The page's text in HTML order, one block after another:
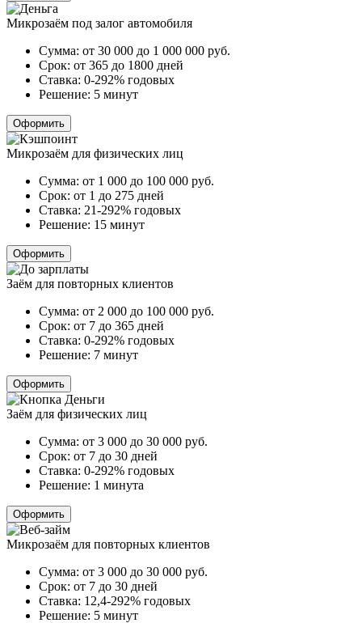
Микрозаём под залог автомобиля
Сумма: от 30 000 до 1 000 000 руб.
Срок: от 365 до 1800 дней
Ставка: 0-292% годовых
Решение: 5 минут
Оформить
Микрозаём для физических лиц
Сумма: от 1 000 до 100 000 руб.
Срок: от 1 до 275 дней
Ставка: 21-292% годовых
Решение: 15 минут
Оформить
Заём для повторных клиентов
Сумма: от 2 000 до 100 000 руб.
Срок: от 7 до 365 дней
Ставка: 0-292% годовых
Решение: 7 минут
Оформить
Заём для физических лиц
Сумма: от 3 000 до 30 000 руб.
Срок: от 7 до 30 дней
Ставка: 0-292% годовых
Решение: 1 минута
Оформить
Микрозаём для повторных клиентов
Сумма: от 3 000 до 30 000 руб.
Срок: от 7 до 30 дней
Ставка: 12,4-292% годовых
Решение: 5 минут